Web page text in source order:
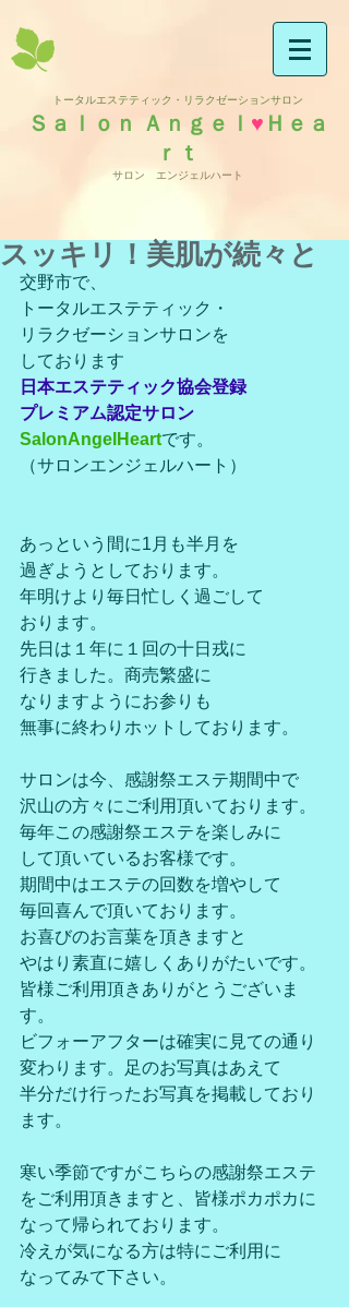
トータルエステティック・リラクゼーションサロン
Ｓａｌｏｎ Ａｎｇｅｌ ♥ Ｈｅａ
ｒｔ
サロン エンジェルハート
スッキリ！美肌が続々と
交野市で、
トータルエステティック・
リラクゼーションサロンを
しております
日本エステティック協会登録
プレミアム認定サロン
SalonAngelHeartです。
（サロンエンジェルハート）
あっという間に1月も半月を
過ぎようとしております。
年明けより毎日忙しく過ごして
おります。
先日は１年に１回の十日戎に
行きました。商売繁盛に
なりますようにお参りも
無事に終わりホットしております。
サロンは今、感謝祭エステ期間中で
沢山の方々にご利用頂いております。
毎年この感謝祭エステを楽しみに
して頂いているお客様です。
期間中はエステの回数を増やして
毎回喜んで頂いております。
お喜びのお言葉を頂きますと
やはり素直に嬉しくありがたいです。
皆様ご利用頂きありがとうございま
す。
ビフォーアフターは確実に見ての通り
変わります。足のお写真はあえて
半分だけ行ったお写真を掲載しており
ます。
寒い季節ですがこちらの感謝祭エステ
をご利用頂きますと、皆様ポカポカに
なって帰られております。
冷えが気になる方は特にご利用に
なってみて下さい。